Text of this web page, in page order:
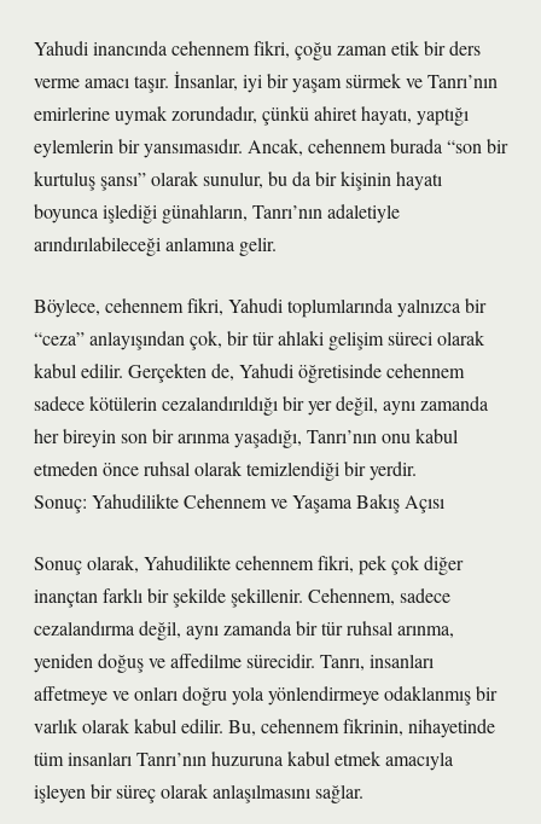
Yahudi inancında cehennem fikri, çoğu zaman etik bir ders
verme amacı taşır. İnsanlar, iyi bir yaşam sürmek ve Tanrı’nın
emirlerine uymak zorundadır, çünkü ahiret hayatı, yaptığı
eylemlerin bir yansımasıdır. Ancak, cehennem burada “son bir
kurtuluş şansı” olarak sunulur, bu da bir kişinin hayatı
boyunca işlediği günahların, Tanrı’nın adaletiyle
arındırılabileceği anlamına gelir.
Böylece, cehennem fikri, Yahudi toplumlarında yalnızca bir
“ceza” anlayışından çok, bir tür ahlaki gelişim süreci olarak
kabul edilir. Gerçekten de, Yahudi öğretisinde cehennem
sadece kötülerin cezalandırıldığı bir yer değil, aynı zamanda
her bireyin son bir arınma yaşadığı, Tanrı’nın onu kabul
etmeden önce ruhsal olarak temizlendiği bir yerdir.
Sonuç: Yahudilikte Cehennem ve Yaşama Bakış Açısı
Sonuç olarak, Yahudilikte cehennem fikri, pek çok diğer
inançtan farklı bir şekilde şekillenir. Cehennem, sadece
cezalandırma değil, aynı zamanda bir tür ruhsal arınma,
yeniden doğuş ve affedilme sürecidir. Tanrı, insanları
affetmeye ve onları doğru yola yönlendirmeye odaklanmış bir
varlık olarak kabul edilir. Bu, cehennem fikrinin, nihayetinde
tüm insanları Tanrı’nın huzuruna kabul etmek amacıyla
işleyen bir süreç olarak anlaşılmasını sağlar.